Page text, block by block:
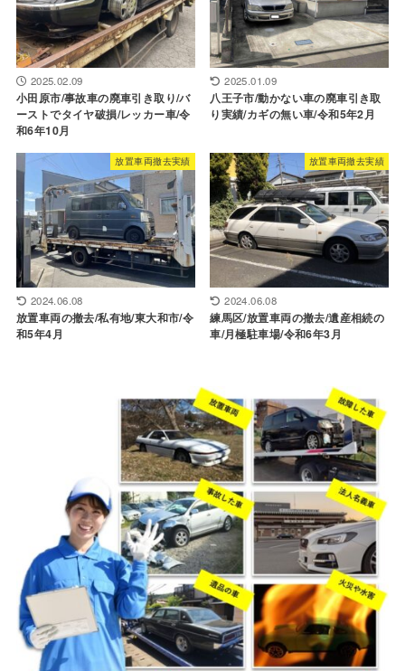
2025.02.09
小田原市/事故車の廃車引き取り/バ
ーストでタイヤ破損/レッカー車/令
和6年10月
2025.01.09
八王子市/動かない車の廃車引き取
り実績/カギの無い車/令和5年2月
放置車両撤去実績
2024.06.08
放置車両の撤去/私有地/東大和市/令
和5年4月
放置車両撤去実績
2024.06.08
練馬区/放置車両の撤去/遺産相続の
車/月極駐車場/令和6年3月